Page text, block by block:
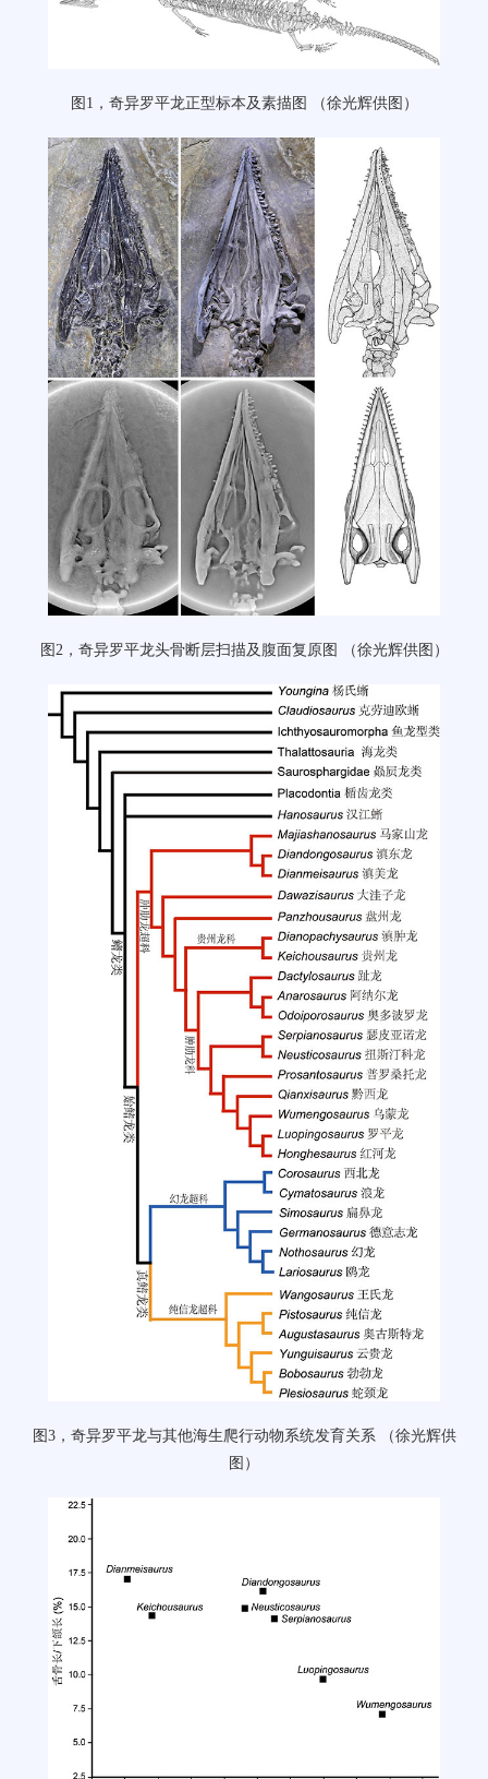
图 1 ，奇异罗平龙正型标本及素描图 （徐光辉供图）
图 2 ，奇异罗平龙头骨断层扫描及腹面复原图 （徐光辉供图）
图 3，奇异罗平龙与其他海生爬行动物系统发育关系
（徐光辉供
图）